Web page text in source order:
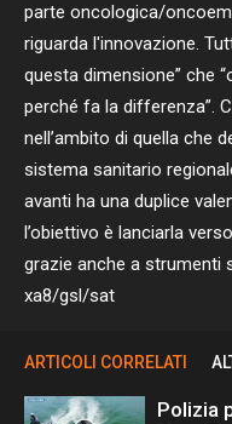
parte oncologica/
riguarda l'innovazione.
questa dimensione” che
perché fa la differenza”.
nell’ambito di quella che
sistema sanitario
avanti ha una duplice
l’obiettivo è lanciarla
grazie anche a strumenti
xa8/gsl/sat
ARTICOLI CORRELATI
Polizia